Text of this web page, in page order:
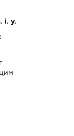
і. у.